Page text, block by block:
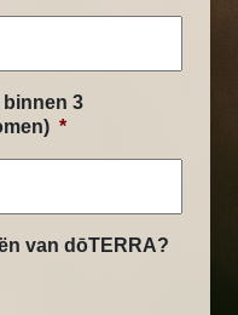
3
*
van dōTERRA?